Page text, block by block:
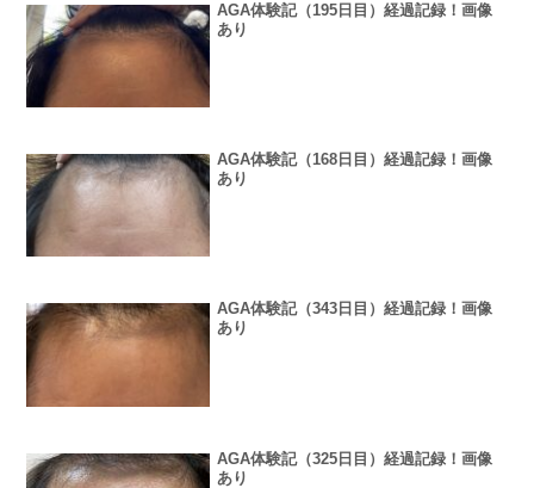
AGA体験記（195日目）経過記録！画像
あり
AGA体験記（168日目）経過記録！画像
あり
AGA体験記（343日目）経過記録！画像
あり
AGA体験記（325日目）経過記録！画像
あり